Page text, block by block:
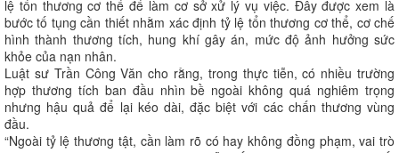
lệ tổn thương cơ thể để làm cơ sở xử lý vụ việc. Đây được xem là
bước tố tụng cần thiết nhằm xác định tỷ lệ tổn thương cơ thể, cơ chế
hình thành thương tích, hung khí gây án, mức độ ảnh hưởng sức
khỏe của nạn nhân.
Luật sư Trần Công Văn cho rằng, trong thực tiễn, có nhiều trường
hợp thương tích ban đầu nhìn bề ngoài không quá nghiêm trọng
nhưng hậu quả để lại kéo dài, đặc biệt với các chấn thương vùng
đầu.
“Ngoài tỷ lệ thương tật, cần làm rõ có hay không đồng phạm, vai trò